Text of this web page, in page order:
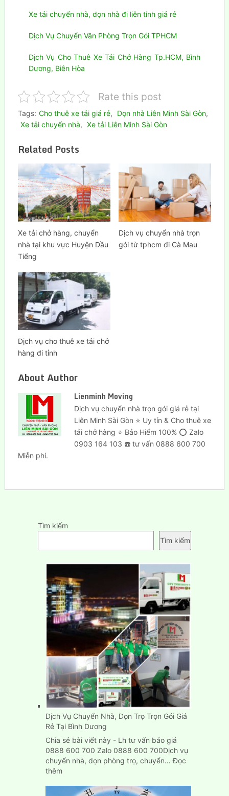
Xe tải chuyển nhà, dọn nhà đi liên tỉnh giá rẻ
Dịch Vụ Chuyển Văn Phòng Trọn Gói TPHCM
Dịch Vụ Cho Thuê Xe Tải Chở Hàng Tp.HCM, Bình
Dương, Biên Hòa
Rate this post
Tags: Cho thuê xe tải giá rẻ, Dọn nhà Liên Minh Sài Gòn,
Xe tải chuyển nhà, Xe tải Liên Minh Sài Gòn
Related Posts
Xe tải chở hàng, chuyển
nhà tại khu vực Huyện Dầu
Tiếng
Dịch vụ chuyển nhà trọn
gói từ tphcm đi Cà Mau
Dịch vụ cho thuê xe tải chở
hàng đi tỉnh
About Author
Lienminh Moving
Dịch vụ chuyển nhà trọn gói giá rẻ tại
Liên Minh Sài Gòn ⭐ Uy tín & Cho thuê xe
tải chở hàng ⭐ Bảo Hiểm 100% ⭕ Zalo
0903 164 103 ☎️ tư vấn 0888 600 700
Miễn phí.
Tìm kiếm
Tìm kiếm
Dịch Vụ Chuyển Nhà, Dọn Trọ Trọn Gói Giá
Rẻ Tại Bình Dương
Chia sẻ bài viết này - Lh tư vấn báo giá
0888 600 700 Zalo 0888 600 700Dịch vụ
chuyển nhà, dọn phòng trọ, chuyển…Đọc
thêm: